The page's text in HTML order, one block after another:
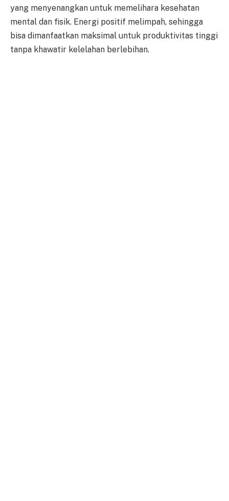
yang menyenangkan untuk memelihara kesehatan
mental dan fisik. Energi positif melimpah, sehingga
bisa dimanfaatkan maksimal untuk produktivitas tinggi
tanpa khawatir kelelahan berlebihan.